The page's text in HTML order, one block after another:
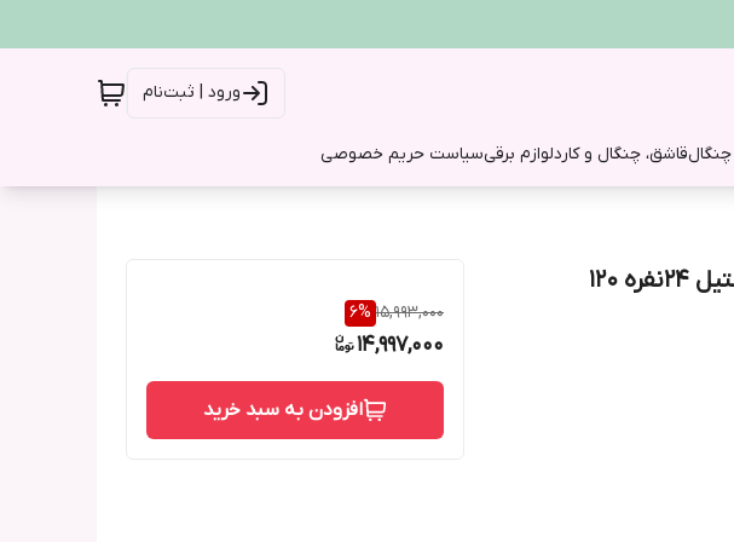
ورود | ثبت‌نام
قاشق، چنگال و کاردلوازم برقیسیاست حریم خصوصی
120
15,993,000
6%
14,997,000
افزودن به سبد خرید